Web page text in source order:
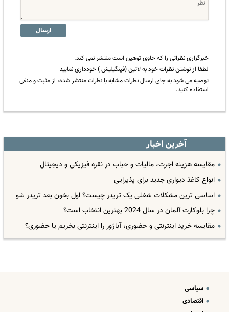
ارسال
خبرگزاری نظراتی را که حاوی توهین است منتشر نمی کند.
لطفا از نوشتن نظرات خود به لاتین (فینگیلیش ) خودداری نمایید
توصیه می شود به جای ارسال نظرات مشابه با نظرات منتشر شده، از مثبت و منفی
استفاده کنید.
آخرین اخبار
مقایسه هزینه اجرت، مالیات و حباب در نقره فیزیکی و دیجیتال
انواع کاغذ دیواری جدید برای پذیرایی
اساسی ترین مشکلات شغلی یک تریدر چیست؟ اول بخون بعد تریدر شو
چرا بلوکارت آلمان در سال 2024 بهترین انتخاب است؟
مقایسه خرید اینترنتی و حضوری، آباژور را اینترنتی بخریم یا حضوری؟
سیاسی
اقتصادی